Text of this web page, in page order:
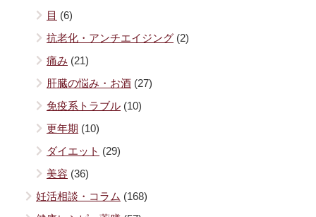
目 (6)
抗老化・アンチエイジング (2)
痛み (21)
肝臓の悩み・お酒 (27)
免疫系トラブル (10)
更年期 (10)
ダイエット (29)
美容 (36)
妊活相談・コラム (168)